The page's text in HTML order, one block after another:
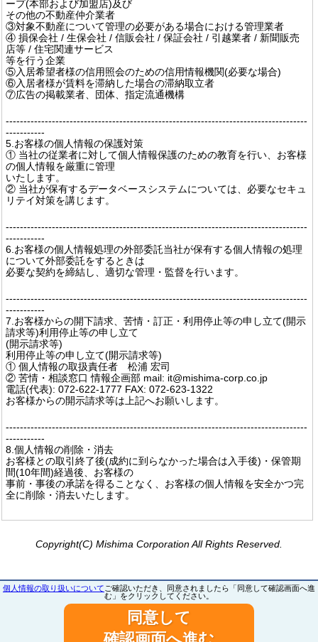
ープ(本部および加盟店)及び
その他の不動産仲介業者
③対象不動産について管理の必要がある場合における管理業者
④ 損保会社 / 生保会社 / 信販会社 / 保証会社 / 引越業者 / 新聞販売
店等 / 住宅関連サービス
等を行う企業
⑤入居希望者様の信用照会のための信用情報機関(必要な場合)
⑥入居者様が賃料を滞納した場合の滞納取立者
⑦広告の掲載業者、団体、指定流通機構
-------------------------------------------------------------------------------------
-----------
5.お客様の個人情報の保護対策
① 当社の従業者に対して個人情報保護のための教育を行い、お客様
の個人情報を厳重に管理
いたします。
② 当社が保有するデータベースシステムについては、必要なセキュ
リテイ対策を講じます。
-------------------------------------------------------------------------------------
-----------
6.お客様の個人情報処理の外部委託当社が保有する個人情報の処理
について外部委託をするときは
必要な契約を締結し、適切な管理・監督を行います。
-------------------------------------------------------------------------------------
-----------
7.お客様からの開下請求、苦情・訂正・利用停止等の申し立て(開示
請求等)利用停止等の申し立て
(開示請求等)
利用停止等の申し立て(開示請求等)
① 個人情報の取扱責任者 松浦 宏司
② 苦情・相談窓口 情報企画部 mail: it@mishima-corp.co.jp
電話(代表): 072-622-1777 FAX: 072-623-1322
お客様からの開示請求等は上記へお願いします。
-------------------------------------------------------------------------------------
-----------
8.個人情報の削除・消去
お客様との取引終了後(成約に到らなかった場合は入手後)・保管期
間(10年間)経過後、お客様の
事前・事後の承諾を得ることなく、お客様の個人情報を安全かつ完
全に削除・消去いたします。
Copyright(C) Mishima Corporation All Rights Reserved.
個人情報の取り扱いについて ご確認いただき、同意されましたら「同意して確認画面へ進
む」をクリックしてください。
同意して
確認画面へ進む